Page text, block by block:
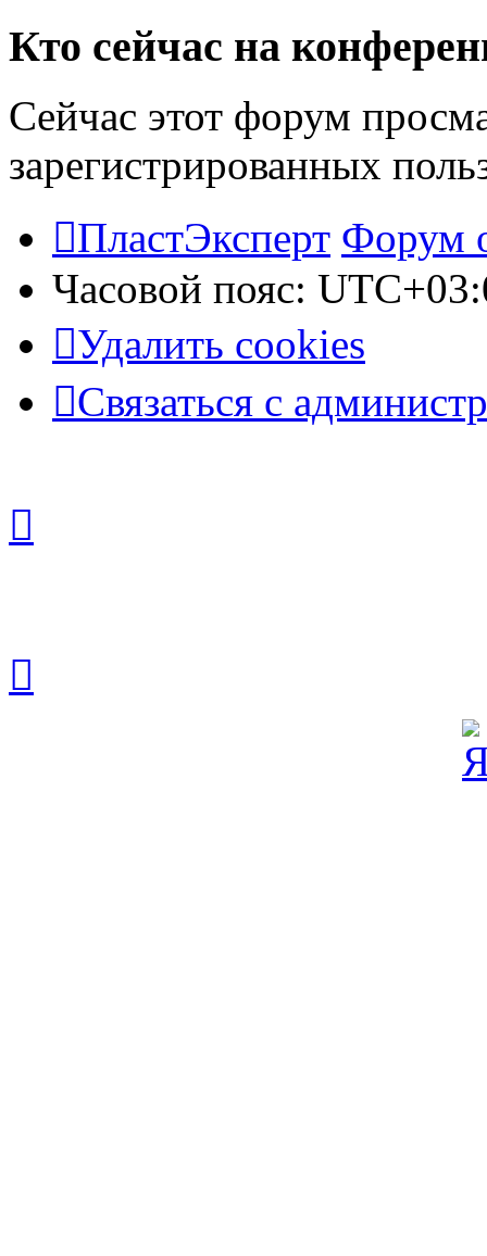
Кто сейчас на
Сейчас этот форум
зарегистрированных
ПластЭксперт Форум
Часовой пояс:
Удалить cookies
Связаться с